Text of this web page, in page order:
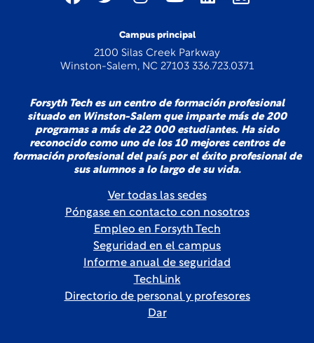
Campus principal
2100 Silas Creek Parkway
Winston-Salem, NC 27103 336.723.0371
Forsyth Tech es un centro de formación profesional
situado en Winston-Salem que imparte más de 200
programas a más de 22 000 estudiantes. Ha sido
reconocido como uno de los 10 mejores centros de
formación profesional del país por el éxito profesional de
sus alumnos a lo largo de su vida.
Ver todas las sedes
Póngase en contacto con nosotros
Empleo en Forsyth Tech
Seguridad en el campus
Informe anual de seguridad
TechLink
Directorio de personal y profesores
Dar